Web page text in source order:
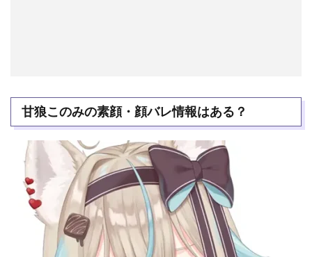
甘狼このみの素顔・顔バレ情報はある？